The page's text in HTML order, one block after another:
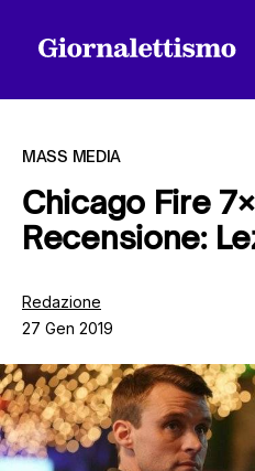
Tutti gli articoli
Chi siamo
Contatti
MASS MEDIA
Chicago Fire
Recensione:
Redazione
27 Gen 2019